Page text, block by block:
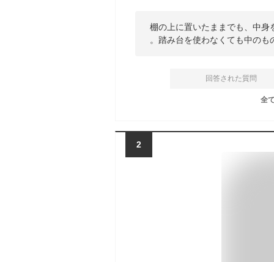
棚の上に置いたままでも、中
。踏み台を使わなくても中の
回答された質問
全
2